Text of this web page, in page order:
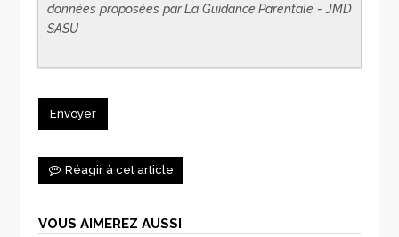
données proposées par La Guidance Parentale - JMD
SASU
Réagir à cet article
VOUS AIMEREZ AUSSI